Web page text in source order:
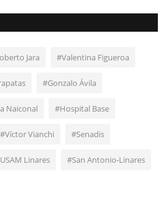
Jara #Valentina Figueroa
#Gonzalo Ávila
Naiconal #Hospital Base
#Víctor Vianchi #Senadis
Linares #San Antonio-Linares